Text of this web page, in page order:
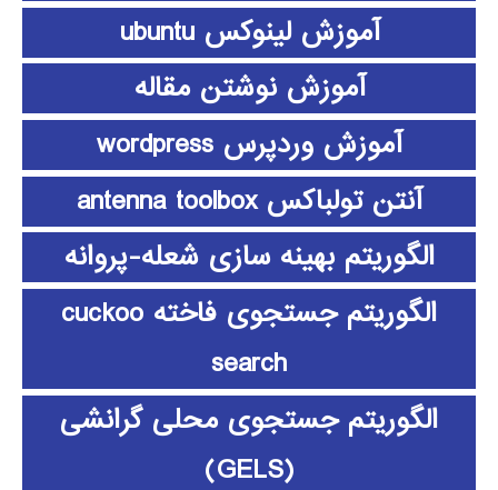
آموزش لینوکس ubuntu
آموزش نوشتن مقاله
آموزش وردپرس wordpress
آنتن تولباکس antenna toolbox
الگوریتم بهینه سازی شعله-پروانه
الگوریتم جستجوی فاخته cuckoo
search
الگوریتم جستجوی محلی گرانشی
(GELS)